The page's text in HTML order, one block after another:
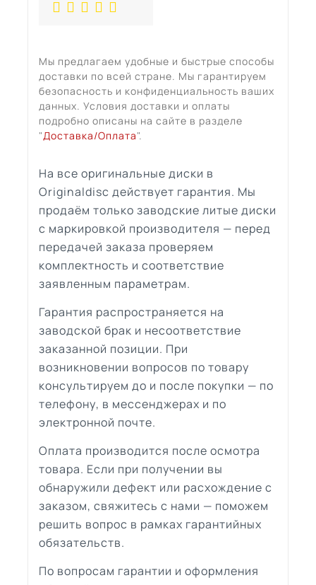
Мы предлагаем удобные и быстрые способы
доставки по всей стране. Мы гарантируем
безопасность и конфиденциальность ваших
данных. Условия доставки и оплаты
подробно описаны на сайте в разделе
"Доставка/Оплата".
На все оригинальные диски в
Originaldisc действует гарантия. Мы
продаём только заводские литые диски
с маркировкой производителя — перед
передачей заказа проверяем
комплектность и соответствие
заявленным параметрам.
Гарантия распространяется на
заводской брак и несоответствие
заказанной позиции. При
возникновении вопросов по товару
консультируем до и после покупки — по
телефону, в мессенджерах и по
электронной почте.
Оплата производится после осмотра
товара. Если при получении вы
обнаружили дефект или расхождение с
заказом, свяжитесь с нами — поможем
решить вопрос в рамках гарантийных
обязательств.
По вопросам гарантии и оформления